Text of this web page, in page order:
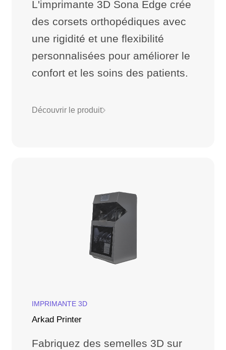
L'imprimante 3D Sona Edge crée
des corsets orthopédiques avec
une rigidité et une flexibilité
personnalisées pour améliorer le
confort et les soins des patients.
Découvrir le produit
IMPRIMANTE 3D
Arkad Printer
Fabriquez des semelles 3D sur